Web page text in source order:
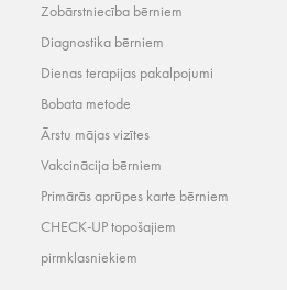
Zobārstniecība bērniem
Diagnostika bērniem
Dienas terapijas pakalpojumi
Bobata metode
Ārstu mājas vizītes
Vakcinācija bērniem
Primārās aprūpes karte bērniem
CHECK-UP topošajiem
pirmklasniekiem